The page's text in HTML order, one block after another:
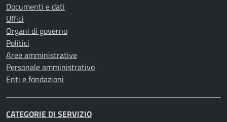
Documenti e dati
Uffici
Organi di governo
Politici
Aree amministrative
Personale amministrativo
Enti e fondazioni
CATEGORIE DI SERVIZIO